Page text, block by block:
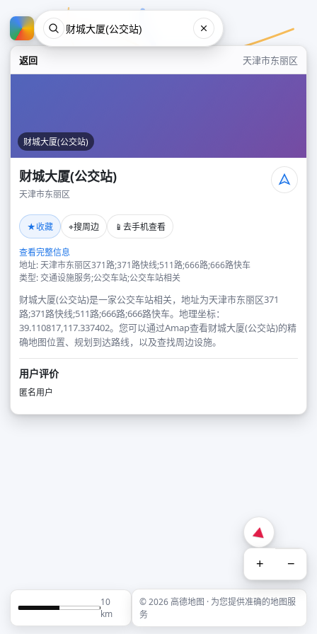
返回 天津市东丽区
财城大厦(公交站)
财城大厦(公交站)
天津市东丽区
★收藏 ⌖搜周边 📱 去手机查看
查看完整信息
地址: 天津市东丽区371路;371路快线;511路;666路;666路快车
类型: 交通设施服务;公交车站;公交车站相关
财城大厦(公交站)是一家公交车站相关，地址为天津市东丽区371
路;371路快线;511路;666路;666路快车。地理坐标：
39.110817,117.337402。您可以通过Amap查看财城大厦(公交站)的精
确地图位置、规划到达路线，以及查找周边设施。
用户评价
匿名用户
+ −
10
km
© 2026 高德地图 · 为您提供准确的地图服
务